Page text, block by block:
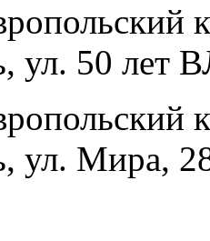
ул. 50
ул. Мира,